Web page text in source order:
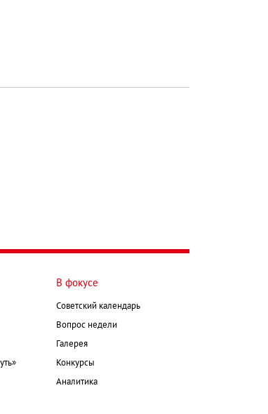
В фокусе
Советский календарь
Вопрос недели
Галерея
Конкурсы
Аналитика